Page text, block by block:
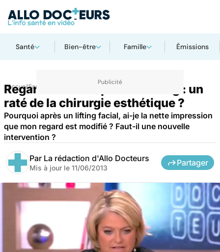
Santé Bien-être Famille Émissions
AccueilSanté
Regard modifié après un lifting : un
raté de la chirurgie esthétique ?
Pourquoi après un lifting facial, ai-je la nette impression
que mon regard est modifié ? Faut-il une nouvelle
intervention ?
Par La rédaction d'Allo Docteurs
Mis à jour le 11/06/2013
Partager